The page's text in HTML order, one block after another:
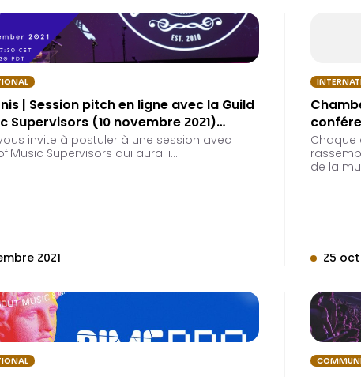
| Session pitch en ligne avec la Guild
Supervisors (10 novembre 2021)…
invite à postuler à une session avec
Music Supervisors qui aura li…
2021
Chaque
de la
25